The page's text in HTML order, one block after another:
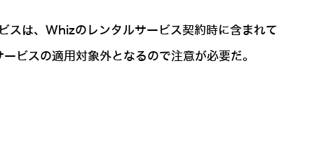
スは、Whizのレンタルサービス契約時に含まれて
ビスの適用対象外となるので注意が必要だ。